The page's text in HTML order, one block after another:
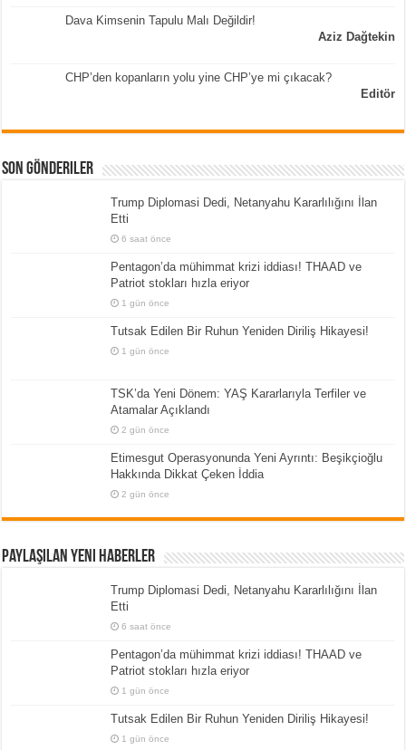
Dava Kimsenin Tapulu Malı Değildir!
Aziz Dağtekin
CHP’den kopanların yolu yine CHP’ye mi çıkacak?
Editör
Son Gönderiler
Trump Diplomasi Dedi, Netanyahu Kararlılığını İlan
Etti
6 saat önce
Pentagon’da mühimmat krizi iddiası! THAAD ve
Patriot stokları hızla eriyor
1 gün önce
Tutsak Edilen Bir Ruhun Yeniden Diriliş Hikayesi!
1 gün önce
TSK’da Yeni Dönem: YAŞ Kararlarıyla Terfiler ve
Atamalar Açıklandı
2 gün önce
Etimesgut Operasyonunda Yeni Ayrıntı: Beşikçioğlu
Hakkında Dikkat Çeken İddia
2 gün önce
Paylaşılan Yeni Haberler
Trump Diplomasi Dedi, Netanyahu Kararlılığını İlan
Etti
6 saat önce
Pentagon’da mühimmat krizi iddiası! THAAD ve
Patriot stokları hızla eriyor
1 gün önce
Tutsak Edilen Bir Ruhun Yeniden Diriliş Hikayesi!
1 gün önce